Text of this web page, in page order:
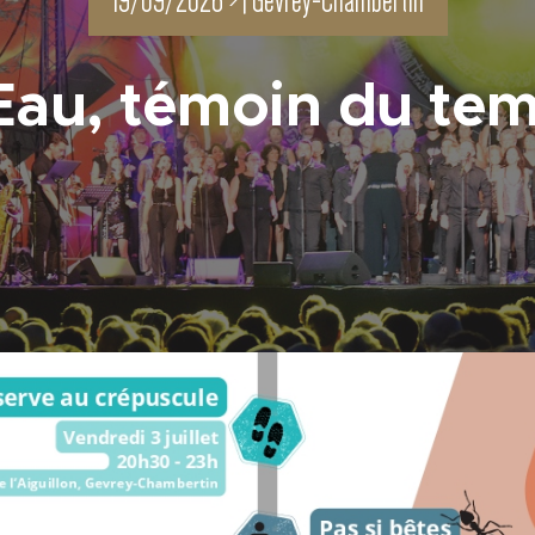
témoin du